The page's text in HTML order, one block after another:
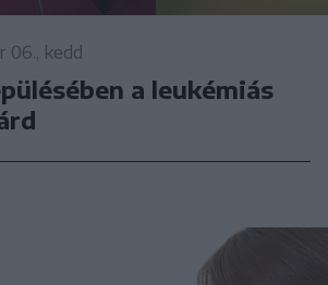
06., kedd
a leukémiás